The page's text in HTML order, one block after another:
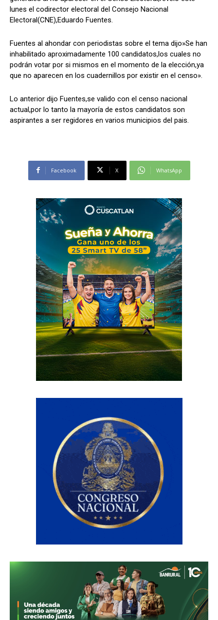
Comparta
Facebook X WhatsApp
Comparta
Facebook X WhatsApp
lunes el codirector electoral del Consejo Nacional
Electoral(CNE),Eduardo Fuentes.
Fuentes al ahondar con periodistas sobre el tema dijo»Se han
inhabilitado aproximadamente 100 candidatos,los cuales no
podrán votar por si mismos en el momento de la elección,ya
que no aparecen en los cuadernillos por existir en el censo».
Lo anterior dijo Fuentes,se valido con el censo nacional
actual,por lo tanto la mayoría de estos candidatos son
aspirantes a ser regidores en varios municipios del pais.
Facebook X WhatsApp